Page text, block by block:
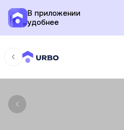
В приложении
удобнее